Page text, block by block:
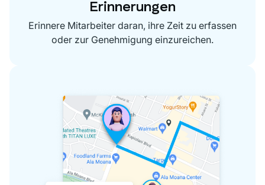
Erinnerungen
Erinnere Mitarbeiter daran, ihre Zeit zu erfassen
oder zur Genehmigung einzureichen.